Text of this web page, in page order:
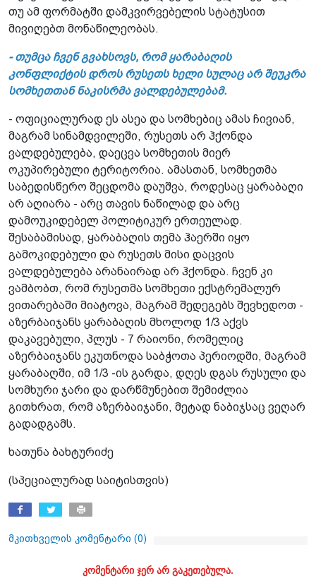
თუ ამ ფორმატში დამკვირვებელის სტატუსით
მივიღებთ მონაწილეობას.
- თუმცა ჩვენ გვახსოვს, რომ ყარაბაღის
კონფლიქტის დროს რუსეთს ხელი სულაც არ შეუკრა
სომხეთთან ნაკისრმა ვალდებულებამ.
- ოფიციალურად ეს ასეა და სომხებიც ამას ჩივიან,
მაგრამ სინამდვილეში, რუსეთს არ ჰქონდა
ვალდებულება, დაეცვა სომხეთის მიერ
ოკუპირებული ტერიტორია. ამასთან, სომხეთმა
საბედისწერო შეცდომა დაუშვა, როდესაც ყარაბაღი
არ აღიარა - არც თავის ნაწილად და არც
დამოუკიდებელ პოლიტიკურ ერთეულად.
შესაბამისად, ყარაბაღის თემა ჰაერში იყო
გამოკიდებული და რუსეთს მისი დაცვის
ვალდებულება არანაირად არ ჰქონდა. ჩვენ კი
ვამბობთ, რომ რუსეთმა სომხეთი ექსტრემალურ
ვითარებაში მიატოვა, მაგრამ შედეგებს შევხედოთ -
აზერბაიჯანს ყარაბაღის მხოლოდ 1/3 აქვს
დაკავებული, პლუს - 7 რაიონი, რომელიც
აზერბაიჯანს ეკუთნოდა საბჭოთა პერიოდში, მაგრამ
ყარაბაღში, იმ 1/3 -ის გარდა, დღეს დგას რუსული და
სომხური ჯარი და დარწმუნებით შემიძლია
გითხრათ, რომ აზერბაიჯანი, მეტად ნაბიჯსაც ვეღარ
გადადგამს.
ხათუნა ბახტურიძე
(სპეციალურად საიტისთვის)
მკითხველის კომენტარი (0)
კომენტარი ჯერ არ გაკეთებულა.